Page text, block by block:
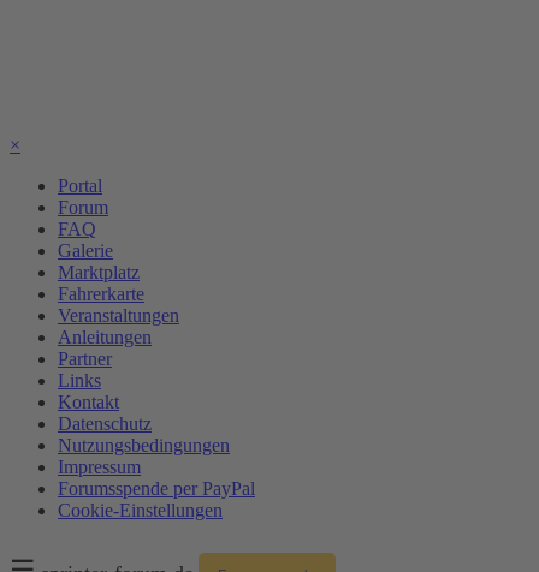
×
Portal
Forum
FAQ
Galerie
Marktplatz
Fahrerkarte
Veranstaltungen
Anleitungen
Partner
Links
Kontakt
Datenschutz
Nutzungsbedingungen
Impressum
Forumsspende per PayPal
Cookie-Einstellungen